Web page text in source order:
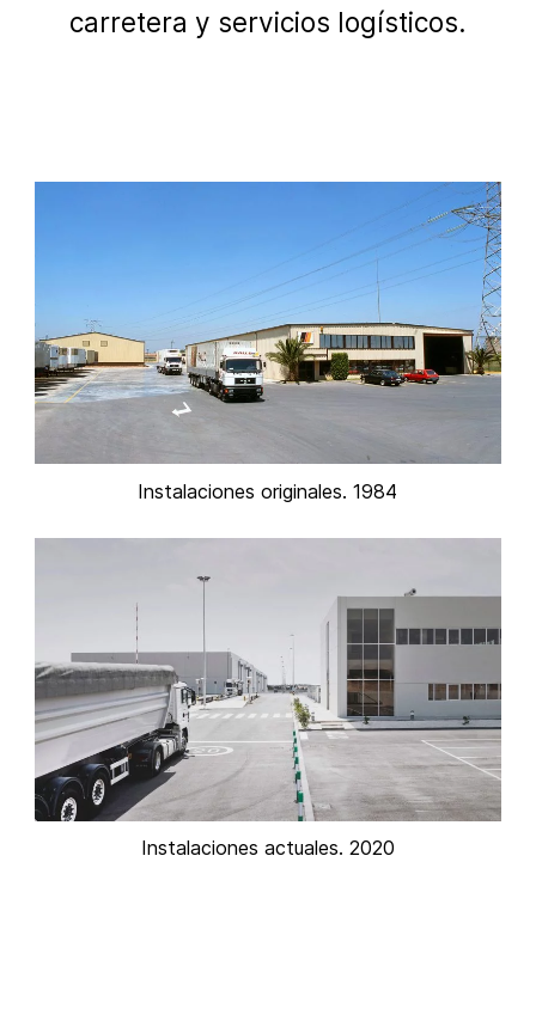
carretera y servicios logísticos.
Instalaciones originales. 1984
Instalaciones actuales. 2020